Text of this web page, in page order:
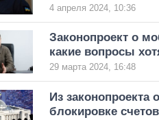
4 апреля 2024, 10:36
Законопроект о
какие вопросы
29 марта 2024, 16:48
Из
блокировке